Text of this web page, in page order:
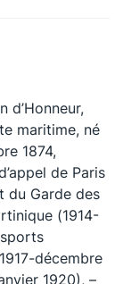
d’Honneur,
maritime, né
1874,
de Paris
du Garde des
(1914-
décembre
1920), –